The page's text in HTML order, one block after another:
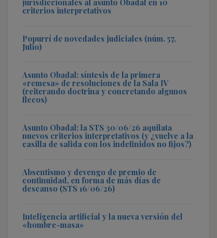
criterios interpretativos
Popurrí de novedades judiciales (núm. 57,
Julio)
Asunto Obadal: síntesis de la primera
«remesa» de resoluciones de la Sala IV
(reiterando doctrina y concretando algunos
flecos)
Asunto Obadal: la STS 30/06/26 aquilata
nuevos criterios interpretativos (y ¿vuelve a la
casilla de salida con los indefinidos no fijos?)
Absentismo y devengo de premio de
continuidad, en forma de más días de
descanso (STS 16/06/26)
Inteligencia artificial y la nueva versión del
«hombre-masa»